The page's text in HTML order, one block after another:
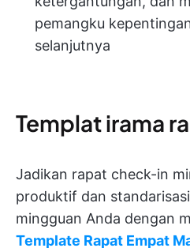
pemangku
selanjutnya
Templat irama
Jadikan rapat check-in
produktif dan
mingguan Anda dengan
Template Rapat Empat